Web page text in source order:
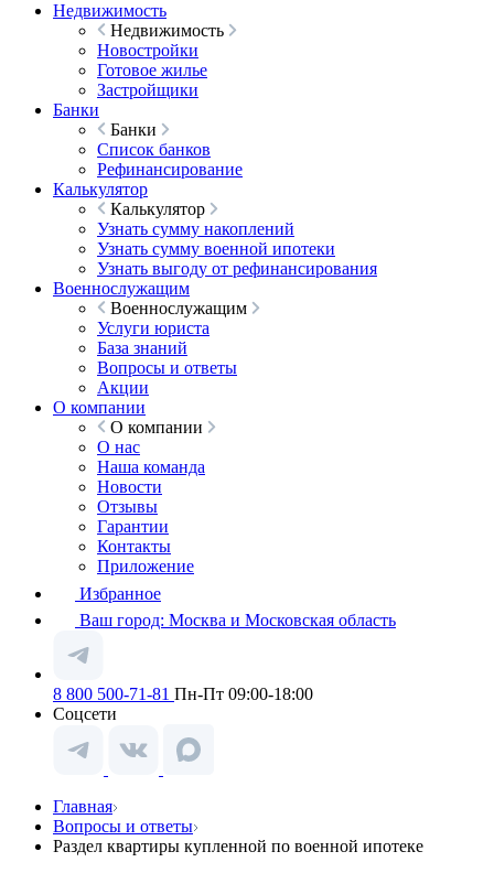
Недвижимость
Недвижимость
Новостройки
Готовое жилье
Застройщики
Банки
Банки
Список банков
Рефинансирование
Калькулятор
Калькулятор
Узнать сумму накоплений
Узнать сумму военной ипотеки
Узнать выгоду от рефинансирования
Военнослужащим
Военнослужащим
Услуги юриста
База знаний
Вопросы и ответы
Акции
О компании
О компании
О нас
Наша команда
Новости
Отзывы
Гарантии
Контакты
Приложение
Избранное
Ваш город: Москва и Московская область
8 800 500-71-81 Пн-Пт 09:00-18:00
Соцсети
Главная
Вопросы и ответы
Раздел квартиры купленной по военной ипотеке